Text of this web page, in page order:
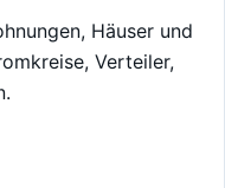
Häuser und
Verteiler,